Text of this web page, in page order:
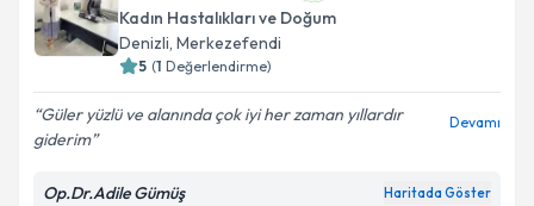
Kadın Hastalıkları ve Doğum
Denizli, Merkezefendi
5 (1 Değerlendirme)
Güler yüzlü ve alanında çok iyi her zaman yıllardır
giderim
Devamı
Op.Dr.Adile Gümüş Haritada Göster